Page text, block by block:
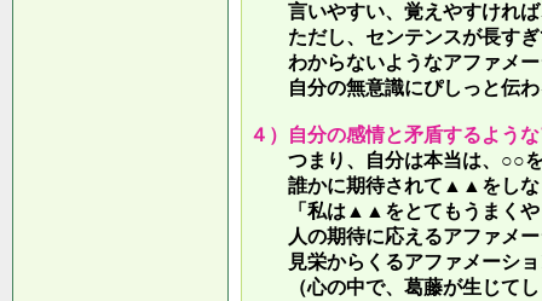
言いやすい、覚えやすければ
ただし、センテンスが長すぎ
わからないようなアファメー
自分の無意識にぴしっと伝わ
４）自分の感情と矛盾するよう
つまり、自分は本当は、○○を
誰かに期待されて▲▲をしな
「私は▲▲をとてもうまくや
人の期待に応えるアファメ
見栄からくるアファメーショ
（心の中で、葛藤が生じてし